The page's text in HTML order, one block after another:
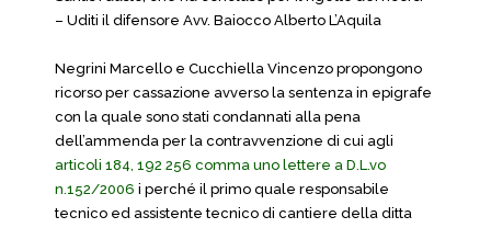
– Uditi il difensore Avv. Baiocco Alberto L’Aquila
Negrini Marcello e Cucchiella Vincenzo propongono
ricorso per cassazione avverso la sentenza in epigrafe
con la quale sono stati condannati alla pena
dell’ammenda per la contravvenzione di cui agli
articoli 184, 192 256 comma uno lettere a D.L.vo
n.152/2006 i perché il primo quale responsabile
tecnico ed assistente tecnico di cantiere della ditta